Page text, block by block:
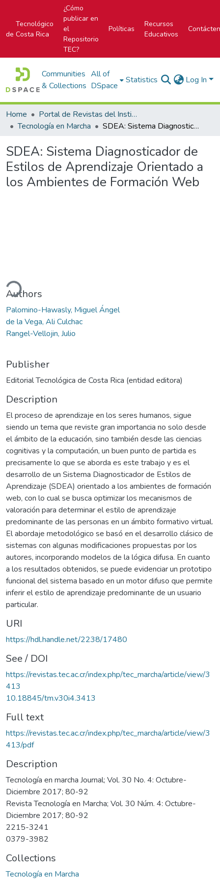
Tecnológico
de Costa Rica
¿Cómo
publicar en
el
Repositorio
TEC?
Políticas
Recursos
Educativos
Communities
& Collections
All of
DSpace
Statistics Log In
Home
Portal de Revistas del Instituto Tecnológico de Costa Rica
Tecnología en Marcha
SDEA: Sistema Diagnosticador de Estilos de Aprendizaje Orientado a los Ambientes de Formación Web
SDEA: Sistema Diagnosticador de
Estilos de Aprendizaje Orientado a
los Ambientes de Formación Web
Authors
Palomino-Hawasly, Miguel Ángel
de la Vega, Ali Culchac
Rangel-Vellojin, Julio
Publisher
Editorial Tecnológica de Costa Rica (entidad editora)
Description
El proceso de aprendizaje en los seres humanos, sigue
siendo un tema que reviste gran importancia no solo desde
el ámbito de la educación, sino también desde las ciencias
cognitivas y la computación, un buen punto de partida es
precisamente lo que se aborda es este trabajo y es el
desarrollo de un Sistema Diagnosticador de Estilos de
Aprendizaje (SDEA) orientado a los ambientes de formación
web, con lo cual se busca optimizar los mecanismos de
valoración para determinar el estilo de aprendizaje
predominante de las personas en un ámbito formativo virtual.
El abordaje metodológico se basó en el desarrollo clásico de
sistemas con algunas modificaciones propuestas por los
autores, incorporando modelos de la lógica difusa. En cuanto
a los resultados obtenidos, se puede evidenciar un prototipo
funcional del sistema basado en un motor difuso que permite
inferir el estilo de aprendizaje predominante de un usuario
particular.
URI
https://hdl.handle.net/2238/17480
See / DOI
https://revistas.tec.ac.cr/index.php/tec_marcha/article/view/3
413
10.18845/tm.v30i4.3413
Full text
https://revistas.tec.ac.cr/index.php/tec_marcha/article/view/3
413/pdf
Description
Tecnología en marcha Journal; Vol. 30 No. 4: Octubre-
Diciembre 2017; 80-92
Revista Tecnología en Marcha; Vol. 30 Núm. 4: Octubre-
Diciembre 2017; 80-92
2215-3241
0379-3982
Collections
Tecnología en Marcha